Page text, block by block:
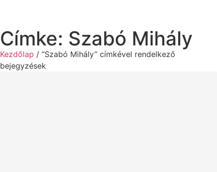
Címke: Szabó Mihály
Kezdőlap / “Szabó Mihály” címkével rendelkező
bejegyzések